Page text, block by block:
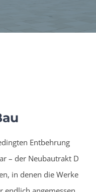
Entbehrung
– der Neubautrakt D
in denen die Werke